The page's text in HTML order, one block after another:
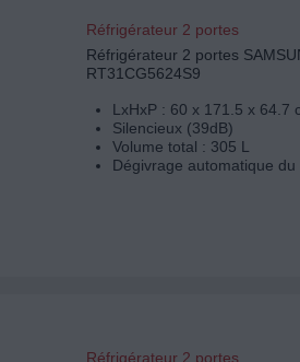
Réfrigérateur 2 portes
Réfrigérateur 2 portes
RT31CG5624S9
LxHxP : 60 x 171.5 x 64.7
Silencieux (39dB)
Volume total : 305 L
Dégivrage automatique
Réfrigérateur 2 portes